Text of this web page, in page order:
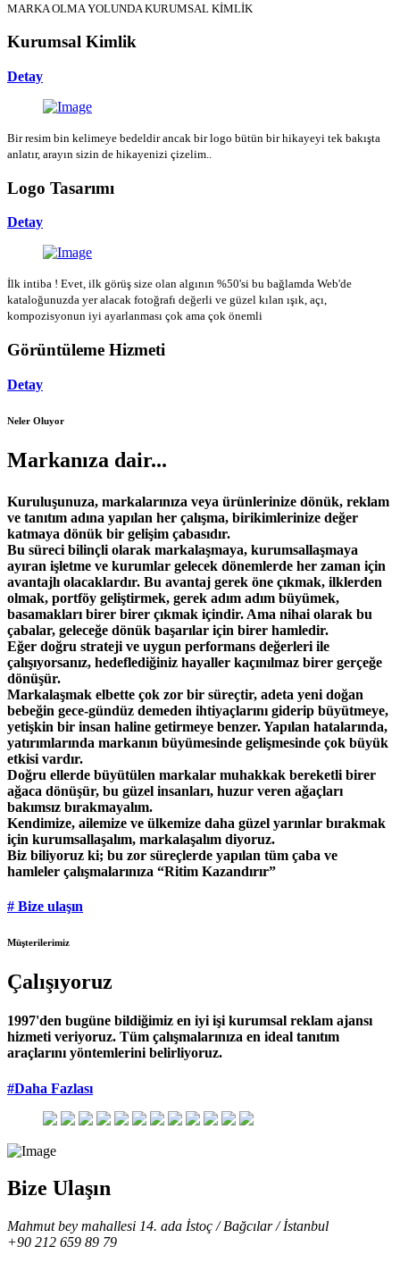
MARKA OLMA YOLUNDA KURUMSAL KİMLİK
Kurumsal Kimlik
Detay
Bir resim bin kelimeye bedeldir ancak bir logo bütün bir hikayeyi tek bakışta
anlatır, arayın sizin de hikayenizi çizelim..
Logo Tasarımı
Detay
İlk intiba ! Evet, ilk görüş size olan algının %50'si bu bağlamda Web'de
kataloğunuzda yer alacak fotoğrafı değerli ve güzel kılan ışık, açı,
kompozisyonun iyi ayarlanması çok ama çok önemli
Görüntüleme Hizmeti
Detay
Neler Oluyor
Markanıza dair...
Kuruluşunuza, markalarınıza veya ürünlerinize dönük, reklam
ve tanıtım adına yapılan her çalışma, birikimlerinize değer
katmaya dönük bir gelişim çabasıdır.
Bu süreci bilinçli olarak markalaşmaya, kurumsallaşmaya
ayıran işletme ve kurumlar gelecek dönemlerde her zaman için
avantajlı olacaklardır. Bu avantaj gerek öne çıkmak, ilklerden
olmak, portföy geliştirmek, gerek adım adım büyümek,
basamakları birer birer çıkmak içindir. Ama nihai olarak bu
çabalar, geleceğe dönük başarılar için birer hamledir.
Eğer doğru strateji ve uygun performans değerleri ile
çalışıyorsanız, hedeflediğiniz hayaller kaçınılmaz birer gerçeğe
dönüşür.
Markalaşmak elbette çok zor bir süreçtir, adeta yeni doğan
bebeğin gece-gündüz demeden ihtiyaçlarını giderip büyütmeye,
yetişkin bir insan haline getirmeye benzer. Yapılan hatalarında,
yatırımlarında markanın büyümesinde gelişmesinde çok büyük
etkisi vardır.
Doğru ellerde büyütülen markalar muhakkak bereketli birer
ağaca dönüşür, bu güzel insanları, huzur veren ağaçları
bakımsız bırakmayalım.
Kendimize, ailemize ve ülkemize daha güzel yarınlar bırakmak
için kurumsallaşalım, markalaşalım diyoruz.
Biz biliyoruz ki; bu zor süreçlerde yapılan tüm çaba ve
hamleler çalışmalarınıza “Ritim Kazandırır”
# Bize ulaşın
Müşterilerimiz
Çalışıyoruz
1997'den bugüne bildiğimiz en iyi işi kurumsal reklam ajansı
hizmeti veriyoruz. Tüm çalışmalarınıza en ideal tanıtım
araçlarını yöntemlerini belirliyoruz.
#Daha Fazlası
Bize Ulaşın
Mahmut bey mahallesi 14. ada İstoç / Bağcılar / İstanbul
+90 212 659 89 79